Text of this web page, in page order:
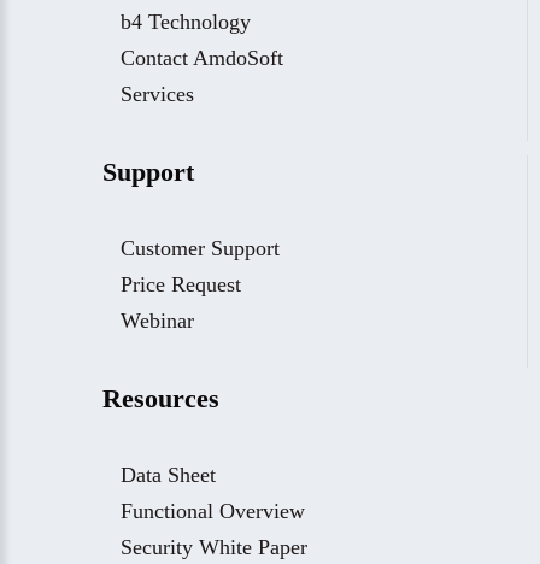
b4 Technology
Contact AmdoSoft
Services
Support
Customer Support
Price Request
Webinar
Resources
Data Sheet
Functional Overview
Security White Paper